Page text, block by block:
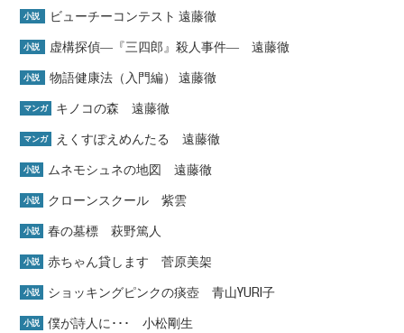
小説 ビューチーコンテスト 遠藤徹
小説 虚構探偵―『三四郎』殺人事件― 遠藤徹
小説 物語健康法（入門編） 遠藤徹
マンガ キノコの森 遠藤徹
マンガ えくすぽえめんたる 遠藤徹
小説 ムネモシュネの地図 遠藤徹
小説 クローンスクール 紫雲
小説 春の墓標 萩野篤人
小説 赤ちゃん貸します 菅原美架
小説 ショッキングピンクの痰壺 青山YURI子
小説 僕が詩人に･･･ 小松剛生